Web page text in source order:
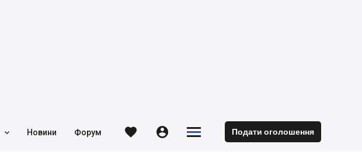
 Новини Форум   

 Подати оголошення